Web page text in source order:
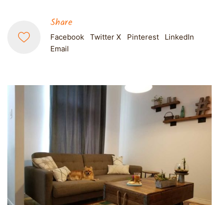
Share
Facebook Twitter X Pinterest
LinkedIn
Email